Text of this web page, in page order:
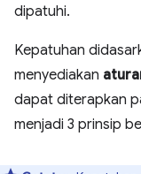
dipatuhi.
Kepatuhan
menyediakan
dapat diterapkan
menjadi 3 prinsip